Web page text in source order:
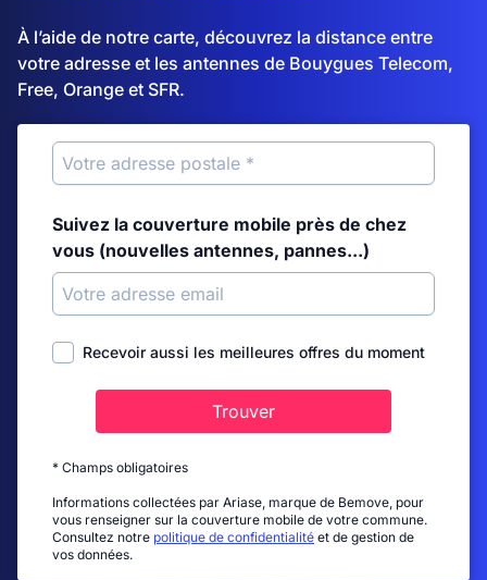
À l’aide de notre carte, découvrez la distance entre
votre adresse et les antennes de Bouygues Telecom,
Free, Orange et SFR.
Suivez la couverture mobile près de chez
vous (nouvelles antennes, pannes...)
Recevoir aussi les meilleures offres du moment
Trouver
* Champs obligatoires
Informations collectées par Ariase, marque de Bemove, pour
vous renseigner sur la couverture mobile de votre commune.
Consultez notre politique de confidentialité et de gestion de
vos données.